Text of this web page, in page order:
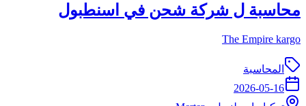
محاسبة ل شركة شحن في اسنطبول
The Empire kargo
المحاسبة
2026-05-16